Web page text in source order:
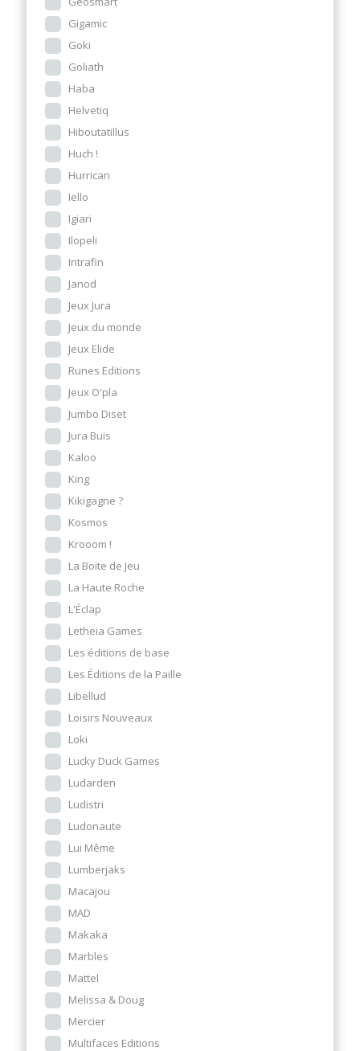
Gigamic
Goki
Goliath
Haba
Helvetiq
Hiboutatillus
Huch !
Hurrican
Iello
Igiari
Ilopeli
Intrafin
Janod
Jeux Jura
Jeux du monde
Jeux Elide
Runes Editions
Jeux O'pla
Jumbo Diset
Jura Buis
Kaloo
King
Kikigagne ?
Kosmos
Krooom !
La Boite de Jeu
La Haute Roche
L'Éclap
Letheia Games
Les éditions de base
Les Éditions de la Paille
Libellud
Loisirs Nouveaux
Loki
Lucky Duck Games
Ludarden
Ludistri
Ludonaute
Lui Même
Lumberjaks
Macajou
MAD
Makaka
Marbles
Mattel
Melissa & Doug
Mercier
Multifaces Editions